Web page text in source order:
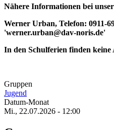
Nähere Informationen bei
Werner Urban, Telefon: 0911-
'werner.urban@dav-noris.de'
In den Schulferien finden
Gruppen
Jugend
Datum-Monat
Mi., 22.07.2026 - 12:00